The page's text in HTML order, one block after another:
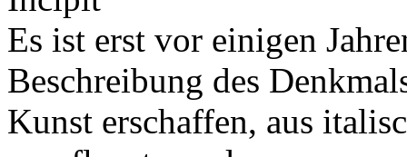
Es ist erst vor einigen
Beschreibung des
Kunst erschaffen, aus